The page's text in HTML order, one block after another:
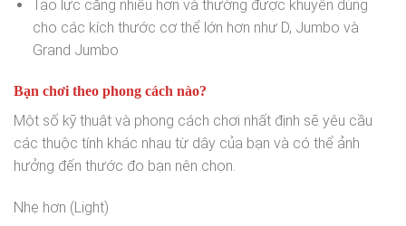
Tạo lực căng nhiều hơn và thường được khuyên dùng
cho các kích thước cơ thể lớn hơn như D, Jumbo và
Grand Jumbo
Bạn chơi theo phong cách nào?
Một số kỹ thuật và phong cách chơi nhất định sẽ yêu cầu
các thuộc tính khác nhau từ dây của bạn và có thể ảnh
hưởng đến thước đo bạn nên chọn.
Nhẹ hơn (Light)